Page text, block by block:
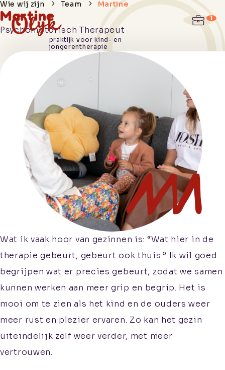
praktijk voor kind- en
jongerentherapie
Hoe we je
helpen
Praktische
informatie
Werken
Contact
Aanmelden
Informatie voor
Wie wij zijn Team Martine
Martine
Psychomotorisch Therapeut
Wat ik vaak hoor van gezinnen is: “Wat hier in de
therapie gebeurt, gebeurt ook thuis.” Ik wil goed
begrijpen wat er precies gebeurt, zodat we samen
kunnen werken aan meer grip en begrip. Het is
mooi om te zien als het kind en de ouders weer
meer rust en plezier ervaren. Zo kan het gezin
uiteindelijk zelf weer verder, met meer
vertrouwen.